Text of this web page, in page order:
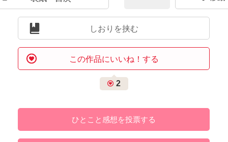
しおりを挟む
この作品にいいね！する
2
ひとこと感想を投票する